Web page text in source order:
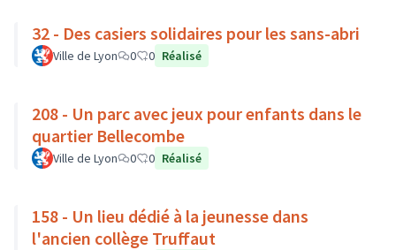
32 - Des casiers solidaires pour les sans-abri
Ville de Lyon 0 0 Réalisé
208 - Un parc avec jeux pour enfants dans le
quartier Bellecombe
Ville de Lyon 0 0 Réalisé
158 - Un lieu dédié à la jeunesse dans
l'ancien collège Truffaut